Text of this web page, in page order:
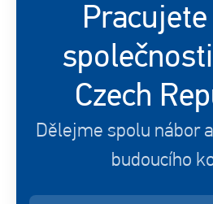
Pracujete
Czech
Dělejme spolu nábor
budoucího